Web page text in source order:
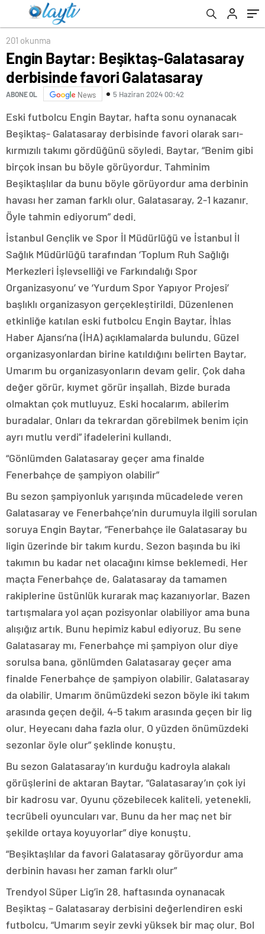
201 okunma
Engin Baytar: Beşiktaş-Galatasaray
derbisinde favori Galatasaray
ABONE OL News 5 Haziran 2024 00:42
Eski futbolcu Engin Baytar, hafta sonu oynanacak
Beşiktaş- Galatasaray derbisinde favori olarak sarı-
kırmızılı takımı gördüğünü söyledi. Baytar, “Benim gibi
birçok insan bu böyle görüyordur. Tahminim
Beşiktaşlılar da bunu böyle görüyordur ama derbinin
havası her zaman farklı olur. Galatasaray, 2-1 kazanır.
Öyle tahmin ediyorum” dedi.
İstanbul Gençlik ve Spor İl Müdürlüğü ve İstanbul İl
Sağlık Müdürlüğü tarafından ‘Toplum Ruh Sağlığı
Merkezleri İşlevselliği ve Farkındalığı Spor
Organizasyonu’ ve ‘Yurdum Spor Yapıyor Projesi’
başlıklı organizasyon gerçekleştirildi. Düzenlenen
etkinliğe katılan eski futbolcu Engin Baytar, İhlas
Haber Ajansı’na (İHA) açıklamalarda bulundu. Güzel
organizasyonlardan birine katıldığını belirten Baytar,
Umarım bu organizasyonların devam gelir. Çok daha
değer görür, kıymet görür inşallah. Bizde burada
olmaktan çok mutluyuz. Eski hocalarım, abilerim
buradalar. Onları da tekrardan görebilmek benim için
ayrı mutlu verdi” ifadelerini kullandı.
“Gönlümden Galatasaray geçer ama finalde
Fenerbahçe de şampiyon olabilir”
Bu sezon şampiyonluk yarışında mücadelede veren
Galatasaray ve Fenerbahçe’nin durumuyla ilgili sorulan
soruya Engin Baytar, “Fenerbahçe ile Galatasaray bu
ligin üzerinde bir takım kurdu. Sezon başında bu iki
takımın bu kadar net olacağını kimse beklemedi. Her
maçta Fenerbahçe de, Galatasaray da tamamen
rakiplerine üstünlük kurarak maç kazanıyorlar. Bazen
tartışmalara yol açan pozisyonlar olabiliyor ama buna
alışığız artık. Bunu hepimiz kabul ediyoruz. Bu sene
Galatasaray mı, Fenerbahçe mi şampiyon olur diye
sorulsa bana, gönlümden Galatasaray geçer ama
finalde Fenerbahçe de şampiyon olabilir. Galatasaray
da olabilir. Umarım önümüzdeki sezon böyle iki takım
arasında geçen değil, 4-5 takım arasında geçen bir lig
olur. Heyecanı daha fazla olur. O yüzden önümüzdeki
sezonlar öyle olur” şeklinde konuştu.
Bu sezon Galatasaray’ın kurduğu kadroyla alakalı
görüşlerini de aktaran Baytar, “Galatasaray’ın çok iyi
bir kadrosu var. Oyunu çözebilecek kaliteli, yetenekli,
tecrübeli oyuncuları var. Bunu da her maç net bir
şekilde ortaya koyuyorlar” diye konuştu.
“Beşiktaşlılar da favori Galatasaray görüyordur ama
derbinin havası her zaman farklı olur”
Trendyol Süper Lig’in 28. haftasında oynanacak
Beşiktaş – Galatasaray derbisini değerlendiren eski
futbolcu, “Umarım seyir zevki yüksek bir maç olur. Bol